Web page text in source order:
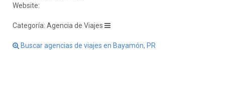
Website:
Categoría: Agencia de Viajes
Buscar agencias de viajes en Bayamón, PR